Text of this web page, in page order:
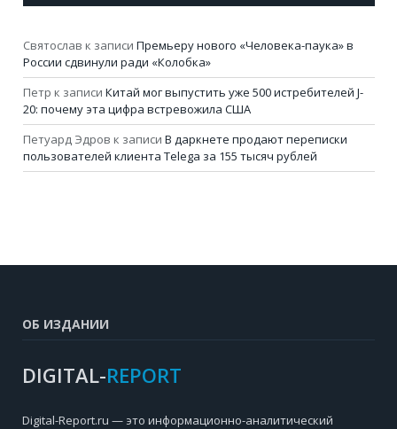
Святослав к записи Премьеру нового «Человека-паука» в
России сдвинули ради «Колобка»
Петр к записи Китай мог выпустить уже 500 истребителей J-
20: почему эта цифра встревожила США
Петуард Эдров к записи В даркнете продают переписки
пользователей клиента Telega за 155 тысяч рублей
ОБ ИЗДАНИИ
DIGITAL-REPORT
Digital-Report.ru — это информационно-аналитический